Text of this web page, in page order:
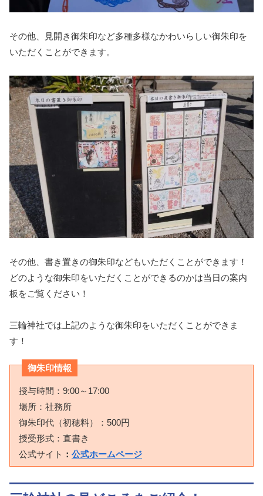
その他、見開き御朱印など多種多様なかわいらしい御朱印を
いただくことができます。
その他、書き置きの御朱印などもいただくことができます！
どのような御朱印をいただくことができるのかは当日の案内
板をご覧ください！
三輪神社では上記のような御朱印をいただくことができま
す！
御朱印情報
授与時間：9:00～17:00
場所：社務所
御朱印代（初穂料）：500円
授受形式：直書き
公式サイト ： 公式ホームページ